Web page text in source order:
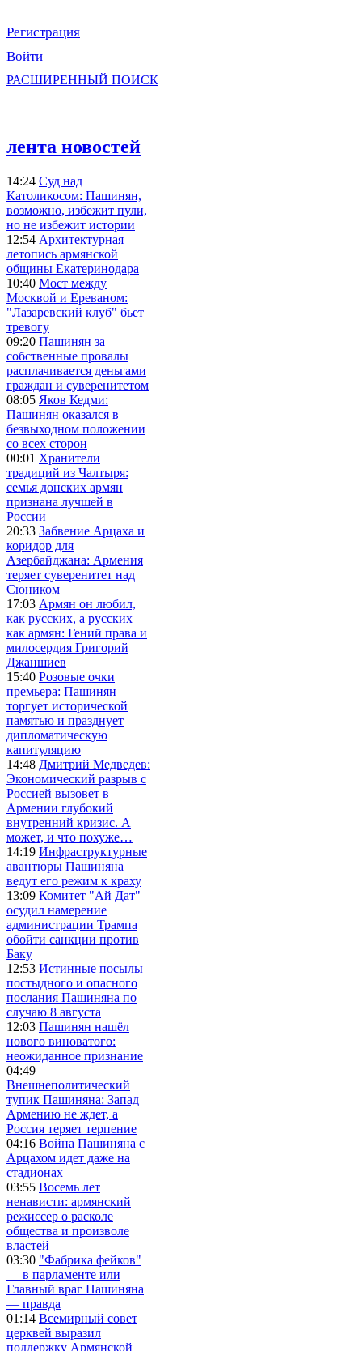
Регистрация
Войти
РАСШИРЕННЫЙ ПОИСК
лента новостей
14:24 Суд над
Католикосом: Пашинян,
возможно, избежит пули,
но не избежит истории
12:54 Архитектурная
летопись армянской
общины Екатеринодара
10:40 Мост между
Москвой и Ереваном:
"Лазаревский клуб" бьет
тревогу
09:20 Пашинян за
собственные провалы
расплачивается деньгами
граждан и суверенитетом
08:05 Яков Кедми:
Пашинян оказался в
безвыходном положении
со всех сторон
00:01 Хранители
традиций из Чалтыря:
семья донских армян
признана лучшей в
России
20:33 Забвение Арцаха и
коридор для
Азербайджана: Армения
теряет суверенитет над
Сюником
17:03 Армян он любил,
как русских, а русских –
как армян: Гений права и
милосердия Григорий
Джаншиев
15:40 Розовые очки
премьера: Пашинян
торгует исторической
памятью и празднует
дипломатическую
капитуляцию
14:48 Дмитрий Медведев:
Экономический разрыв с
Россией вызовет в
Армении глубокий
внутренний кризис. А
может, и что похуже…
14:19 Инфраструктурные
авантюры Пашиняна
ведут его режим к краху
13:09 Комитет "Ай Дат"
осудил намерение
администрации Трампа
обойти санкции против
Баку
12:53 Истинные посылы
постыдного и опасного
послания Пашиняна по
случаю 8 августа
12:03 Пашинян нашёл
нового виноватого:
неожиданное признание
04:49
Внешнеполитический
тупик Пашиняна: Запад
Армению не ждет, а
Россия теряет терпение
04:16 Война Пашиняна с
Арцахом идет даже на
стадионах
03:55 Восемь лет
ненависти: армянский
режиссер о расколе
общества и произволе
властей
03:30 "Фабрика фейков"
— в парламенте или
Главный враг Пашиняна
— правда
01:14 Всемирный совет
церквей выразил
поддержку Армянской